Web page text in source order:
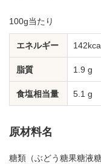
100g当たり
エネルギー
脂質 1.9 g
食塩相当量 5.1 g
原材料名
糖類（ぶどう糖果糖液